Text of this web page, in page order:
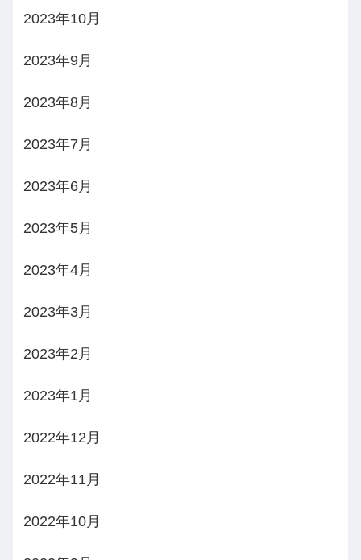
2023年10月
2023年9月
2023年8月
2023年7月
2023年6月
2023年5月
2023年4月
2023年3月
2023年2月
2023年1月
2022年12月
2022年11月
2022年10月